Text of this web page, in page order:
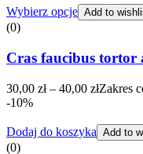
Wybierz opcje Add to
(0)
Cras faucibus
30,00 zł – 40,00 złZakres
-10%
Dodaj do koszyka Add to
(0)